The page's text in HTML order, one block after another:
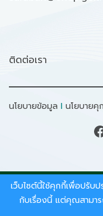
ติดต่อเรา
นโยบายข้อมูล I นโยบายคุ
Facebook
สงวนลิขสิทธิ์ ©
ทรัพยากร
เว็บไซต์นี้ใช้คุกกี้เพื่อปรับ
กับเรื่องนี้ แต่คุณสามาร